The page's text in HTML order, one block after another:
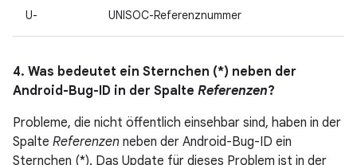
U- UNISOC-Referenznummer
4. Was bedeutet ein Sternchen (*) neben der
Android-Bug-ID in der Spalte Referenzen?
Probleme, die nicht öffentlich einsehbar sind, haben in der
Spalte Referenzen neben der Android-Bug-ID ein
Sternchen (*). Das Update für dieses Problem ist in der